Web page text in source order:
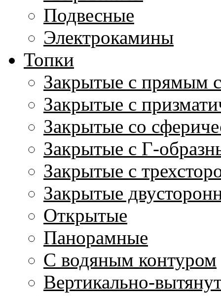
Подвесные
Электрокамины
Топки
Закрытые с прямым
Закрытые с
Закрытые со
Закрытые с Г-
Закрытые с
Закрытые
Открытые
Панорамные
С водяным контуром
Вертикально-